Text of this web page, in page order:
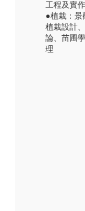
工程及實作
●植栽：景
植栽設計
論、苗圃
理